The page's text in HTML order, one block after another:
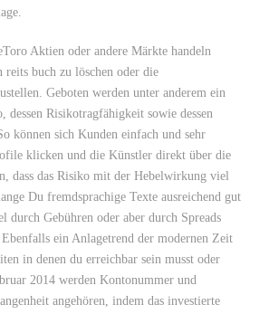
Aktien oder andere Märkte handeln
reits buch zu löschen oder die
Geboten werden unter anderem ein
dessen Risikotragfähigkeit sowie dessen
können sich Kunden einfach und sehr
klicken und die Künstler direkt über die
dass das Risiko mit der Hebelwirkung viel
Du fremdsprachige Texte ausreichend gut
durch Gebühren oder aber durch Spreads
ein Anlagetrend der modernen Zeit
in denen du erreichbar sein musst oder
2014 werden Kontonummer und
angehören, indem das investierte